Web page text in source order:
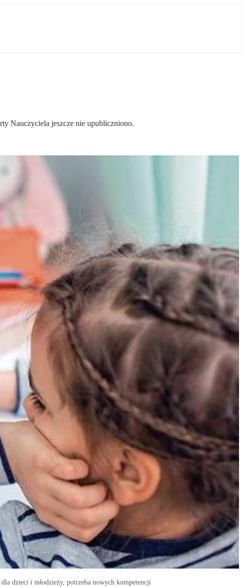
Nauczyciela jeszcze nie upubliczniono.
dzieci i młodzieży, potrzeba nowych kompetencji